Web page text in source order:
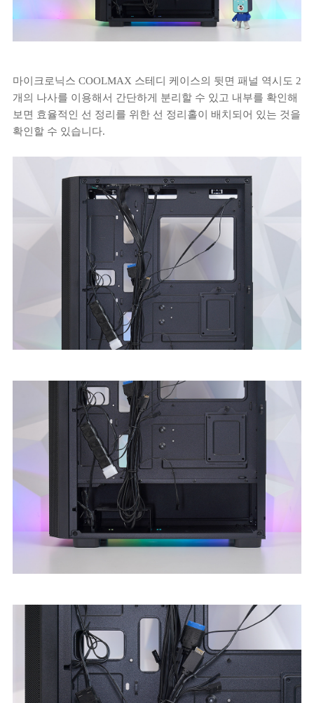
마이크로닉스 COOLMAX 스테디 케이스의 뒷면 패널 역시도 2
개의 나사를 이용해서 간단하게 분리할 수 있고 내부를 확인해
보면 효율적인 선 정리를 위한 선 정리홀이 배치되어 있는 것을
확인할 수 있습니다.